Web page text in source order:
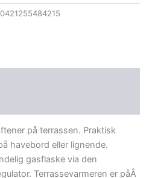
på terrassen. Praktisk
havebord eller lignende.
gasflaske via den
Terrassevarmeren er påÂ